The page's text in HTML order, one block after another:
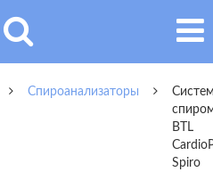
Спироанализаторы
BTL
Spiro